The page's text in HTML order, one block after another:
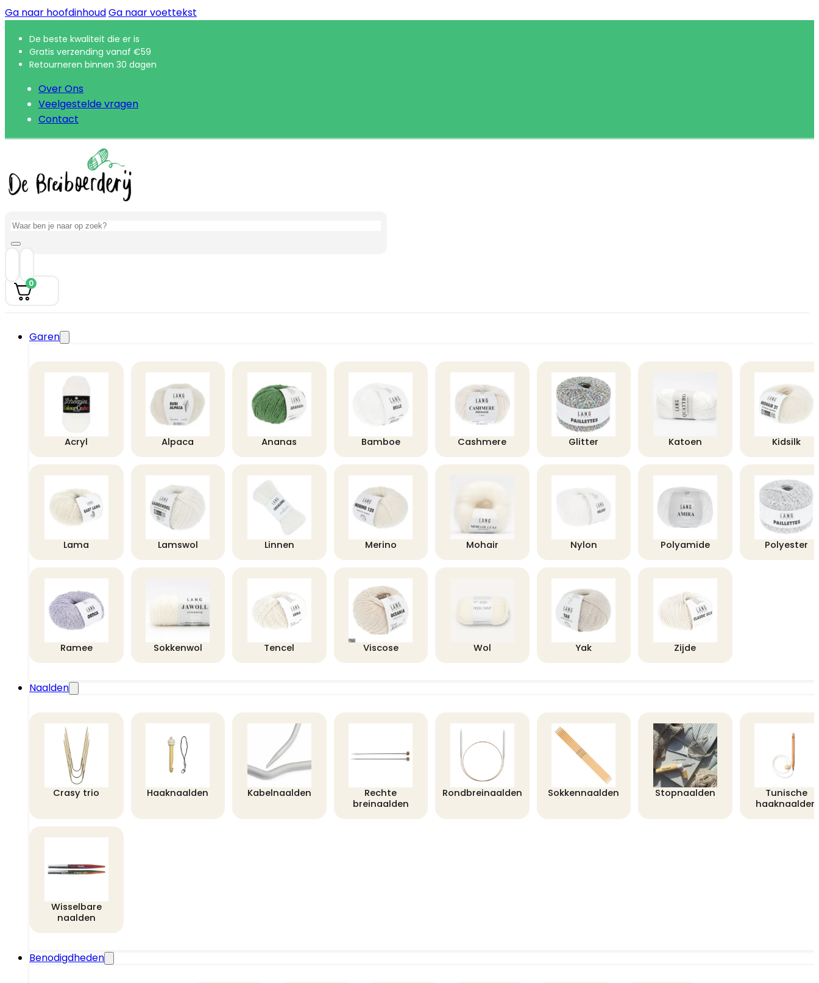
Ga naar hoofdinhoudGa naar voettekst
De beste kwaliteit die er is
Gratis verzending vanaf €59
Retourneren binnen 30 dagen
Over Ons
Veelgestelde vragen
Contact
Zoeken
0
Garen
Acryl Alpaca Ananas Bamboe Cashmere Glitter Katoen Kidsilk
Lama Lamswol Linnen Merino Mohair Nylon Polyamide Polyester
Ramee Sokkenwol Tencel Viscose Wol Yak Zijde
Naalden
Crasy trio Haaknaalden Kabelnaalden
Rechte
breinaalden
Rondbreinaalden Sokkennaalden Stopnaalden
Tunische
haaknaalden
Wisselbare
naalden
Benodigdheden